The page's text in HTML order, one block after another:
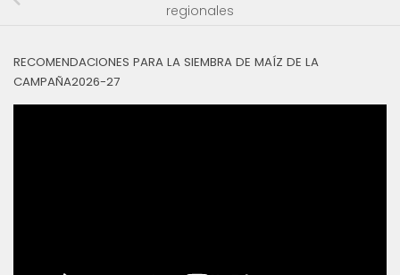
regionales
RECOMENDACIONES PARA LA SIEMBRA DE MAÍZ DE LA
CAMPAÑA2026-27